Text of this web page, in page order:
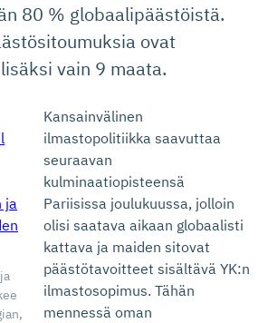
80 % globaalipäästöistä.
ovat
vain 9 maata.
Kansainvälinen
ilmastopolitiikka saavuttaa
seuraavan
kulminaatiopisteensä
Pariisissa joulukuussa, jolloin
olisi saatava aikaan globaalisti
kattava ja maiden sitovat
päästötavoitteet sisältävä YK:n
ilmastosopimus. Tähän
mennessä oman